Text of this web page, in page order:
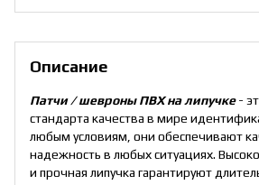
Описание
Патчи / шевроны ПВХ на липучке-
стандарта качества в мире
любым условиям, они обеспечивают
надежность в любых ситуациях.
и прочная липучка гарантируют